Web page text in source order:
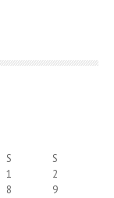
S
S
1
2
8
9